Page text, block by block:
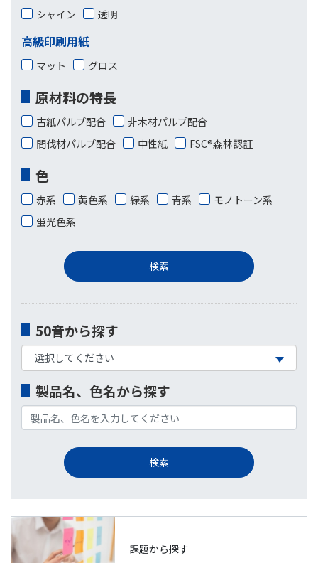
シャイン
透明
高級印刷用紙
マット グロス
原材料の特長
古紙パルプ配合
非木材パルプ配合
間伐材パルプ配合
中性紙 FSC®森林認証
色
赤系 黄色系 緑系 青系
モノトーン系
蛍光色系
50音から探す
製品名、色名から探す
課題から探す